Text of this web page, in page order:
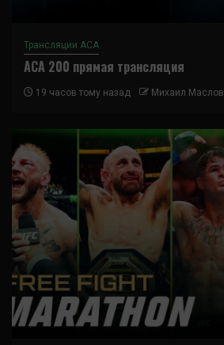
Трансляции ACA
ACA 200 прямая трансляция
19 часов тому назад Михаил Маслов